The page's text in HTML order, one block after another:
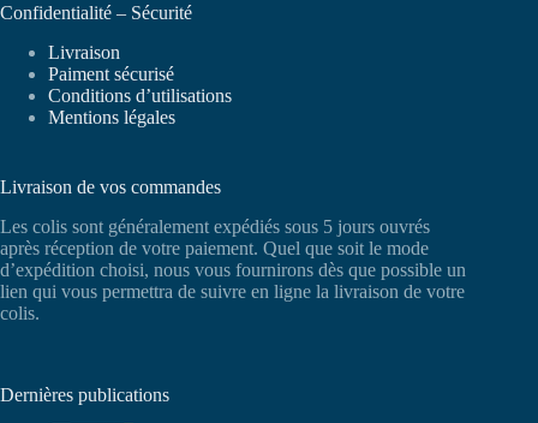
Confidentialité – Sécurité
Livraison
Paiment sécurisé
Conditions d’utilisations
Mentions légales
Livraison de vos commandes
Les colis sont généralement expédiés sous 5 jours ouvrés
après réception de votre paiement. Quel que soit le mode
d’expédition choisi, nous vous fournirons dès que possible un
lien qui vous permettra de suivre en ligne la livraison de votre
colis.
Dernières publications